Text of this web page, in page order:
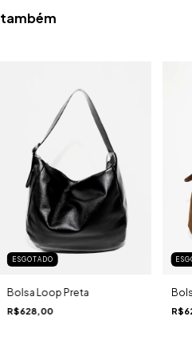
também
ESGOTADO
Bolsa Loop Preta
R$628,00